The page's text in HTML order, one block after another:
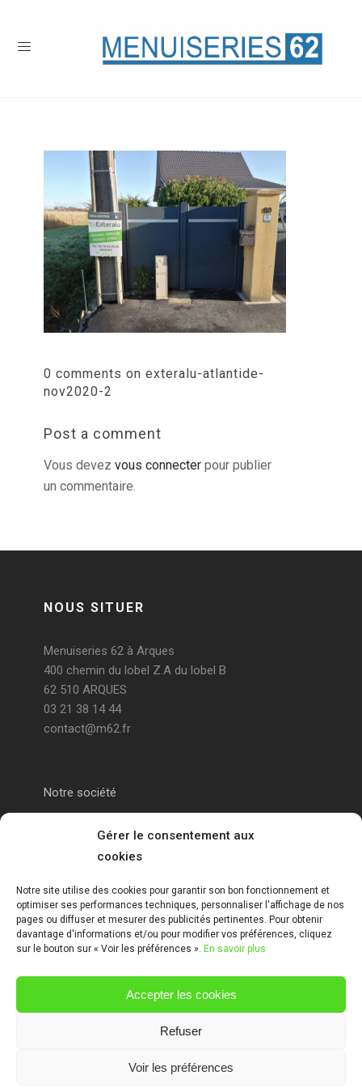
Gérer le consentement aux
cookies
Notre site utilise des cookies pour garantir son bon fonctionnement et
optimiser ses performances techniques, personnaliser l'affichage de nos
pages ou diffuser et mesurer des publicités pertinentes. Pour obtenir
davantage d'informations et/ou pour modifier vos préférences, cliquez
sur le bouton sur « Voir les préférences ». En savoir plus
Accepter les cookies
Refuser
Voir les préférences
0 comments on exteralu-atlantide-
nov2020-2
Post a comment
Vous devez vous connecter pour publier
un commentaire.
NOUS SITUER
Menuiseries 62 à Arques
400 chemin du lobel Z.A du lobel B
62 510 ARQUES
03 21 38 14 44
contact@m62.fr
Notre société
Portail alu Saint-Omer
Clôture 62
Garde-corps pas de calais
Mentions Légales